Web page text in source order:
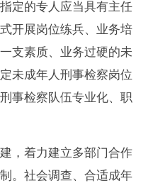
定的专人应当具有主任
开展岗位练兵、业务培
支素质、业务过硬的未
未成年人刑事检察岗位
事检察队伍专业化、职
，着力建立多部门合作
。社会调查、合适成年